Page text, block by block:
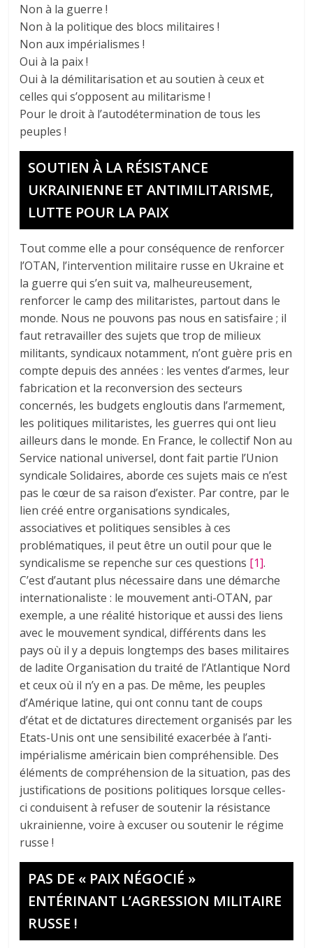
Non à la guerre !
Non à la politique des blocs militaires !
Non aux impérialismes !
Oui à la paix !
Oui à la démilitarisation et au soutien à ceux et
celles qui s’opposent au militarisme !
Pour le droit à l’autodétermination de tous les
peuples !
SOUTIEN À LA RÉSISTANCE
UKRAINIENNE ET ANTIMILITARISME,
LUTTE POUR LA PAIX
Tout comme elle a pour conséquence de renforcer
l’OTAN, l’intervention militaire russe en Ukraine et
la guerre qui s’en suit va, malheureusement,
renforcer le camp des militaristes, partout dans le
monde. Nous ne pouvons pas nous en satisfaire ; il
faut retravailler des sujets que trop de milieux
militants, syndicaux notamment, n’ont guère pris en
compte depuis des années : les ventes d’armes, leur
fabrication et la reconversion des secteurs
concernés, les budgets engloutis dans l’armement,
les politiques militaristes, les guerres qui ont lieu
ailleurs dans le monde. En France, le collectif Non au
Service national universel, dont fait partie l’Union
syndicale Solidaires, aborde ces sujets mais ce n’est
pas le cœur de sa raison d’exister. Par contre, par le
lien créé entre organisations syndicales,
associatives et politiques sensibles à ces
problématiques, il peut être un outil pour que le
syndicalisme se repenche sur ces questions [1].
C’est d’autant plus nécessaire dans une démarche
internationaliste : le mouvement anti-OTAN, par
exemple, a une réalité historique et aussi des liens
avec le mouvement syndical, différents dans les
pays où il y a depuis longtemps des bases militaires
de ladite Organisation du traité de l’Atlantique Nord
et ceux où il n’y en a pas. De même, les peuples
d’Amérique latine, qui ont connu tant de coups
d’état et de dictatures directement organisés par les
Etats-Unis ont une sensibilité exacerbée à l’anti-
impérialisme américain bien compréhensible. Des
éléments de compréhension de la situation, pas des
justifications de positions politiques lorsque celles-
ci conduisent à refuser de soutenir la résistance
ukrainienne, voire à excuser ou soutenir le régime
russe !
PAS DE « PAIX NÉGOCIÉ »
ENTÉRINANT L’AGRESSION MILITAIRE
RUSSE !